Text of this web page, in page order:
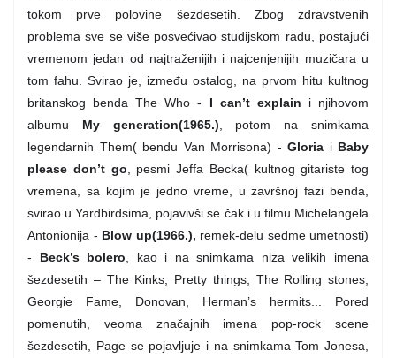
tokom prve polovine šezdesetih. Zbog zdravstvenih
problema sve se više posvećivao studijskom radu, postajući
vremenom jedan od najtraženijih i najcenjenijih muzičara u
tom fahu. Svirao je, između ostalog, na prvom hitu kultnog
britanskog benda The Who - I can’t explain i njihovom
albumu My generation(1965.) , potom na snimkama
legendarnih Them( bendu Van Morrisona) - Gloria i Baby
please don’t go , pesmi Jeffa Becka( kultnog gitariste tog
vremena, sa kojim je jedno vreme, u završnoj fazi benda,
svirao u Yardbirdsima, pojavivši se čak i u filmu Michelangela
Antonionija - Blow up(1966.), remek-delu sedme umetnosti)
- Beck’s bolero , kao i na snimkama niza velikih imena
šezdesetih – The Kinks, Pretty things, The Rolling stones,
Georgie Fame, Donovan, Herman’s hermits... Pored
pomenutih, veoma značajnih imena pop-rock scene
šezdesetih, Page se pojavljuje i na snimkama Tom Jonesa,